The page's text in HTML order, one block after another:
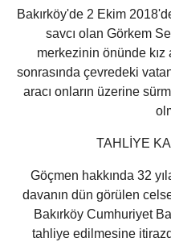
Bakırköy'de 2 Ekim
savcı olan Görkem
merkezinin önünde kız
sonrasında çevredeki
aracı onların üzerine
TAHLİYE
Göçmen hakkında 32
davanın dün görülen
Bakırköy Cumhuriyet
tahliye edilmesine